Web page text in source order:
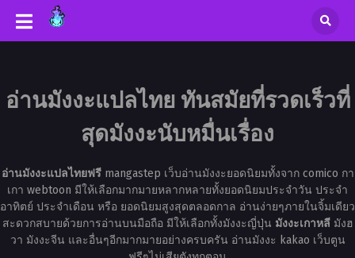
อ่านมังงะแปลไทย ทันสมัยที่รวดเร็วที่
สุดมังงะนับหมื่นเรื่อง
อ่านมังงะแปลไทยฟรีmangastep เว็บอ่านมังงะยอดนิยมทั้งจาก comico กา
เกา webtoon มีให้เลือกมากมายหลากหลายทั้งยอดนิยมประจำวัน ประจำ
อาทิตย์ ประจำเดือน หรือ ยอดนิยมสูงสุดตลอดกาล อ่านง่ายๆภายในจิ้มเดียว
สะดวกสบายด้วยการอ่านบนมือถือ มีให้เลือกทั้งมังงะญี่ปุ่น มังงะเกาหลีมังฮ
วา มังงะจีน และอื่นๆอีกมากมายอย่างครบครัน อ่านมังงะ kakao เว็บตูน